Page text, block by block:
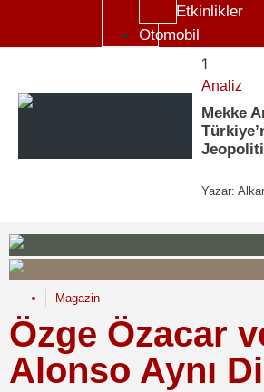
Etkinlikler
Otomobil
1
Analiz
Mekke
Yazar: Alkar
Magazin
Özge Özacar
Alonso Aynı